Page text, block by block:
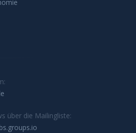
über die Mailingliste: